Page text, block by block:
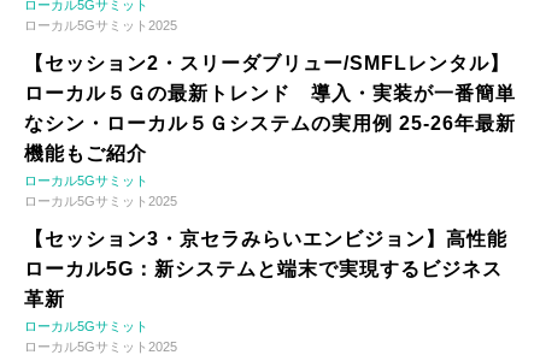
ローカル5Gサミット
ローカル5Gサミット2025
【セッション2・スリーダブリュー/SMFLレンタル】
ローカル５Ｇの最新トレンド 導入・実装が一番簡単
なシン・ローカル５Ｇシステムの実用例 25-26年最新
機能もご紹介
ローカル5Gサミット
ローカル5Gサミット2025
【セッション3・京セラみらいエンビジョン】高性能
ローカル5G：新システムと端末で実現するビジネス
革新
ローカル5Gサミット
ローカル5Gサミット2025